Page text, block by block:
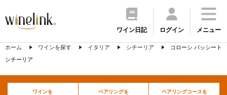
ワイン日記 ログイン メニュー
ホーム ワインを探す イタリア シチーリア
コローシ パッシート
シチーリア
ワインを
ペアリングを
ペアリングコースを